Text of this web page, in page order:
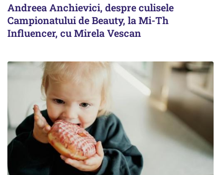
Andreea Anchievici, despre culisele
Campionatului de Beauty, la Mi-Th
Influencer, cu Mirela Vescan